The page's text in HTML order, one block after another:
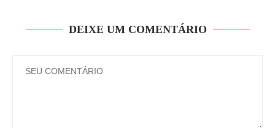
DEIXE UM COMENTÁRIO